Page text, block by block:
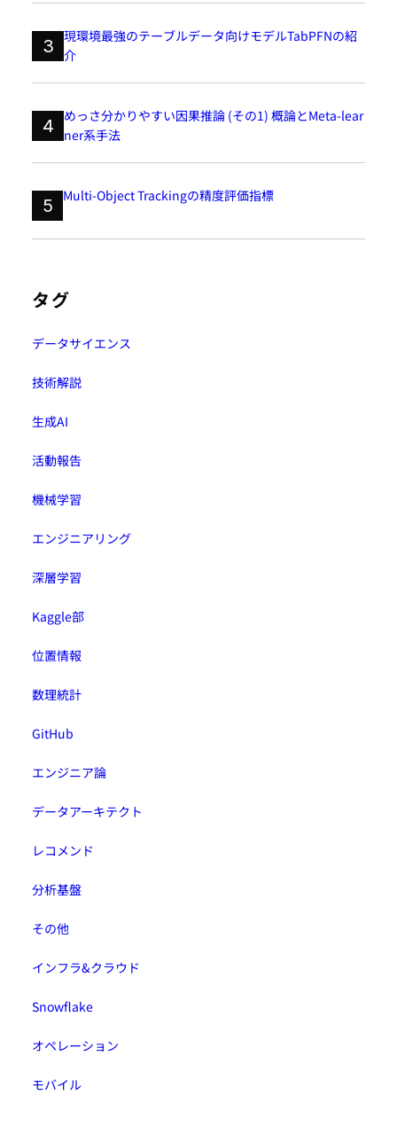
3 現環境最強のテーブルデータ向けモデルTabPFNの紹
介
4
めっさ分かりやすい因果推論 (その1) 概論とMeta-lear
ner系手法
5 Multi-Object Trackingの精度評価指標
タグ
データサイエンス
技術解説
生成AI
活動報告
機械学習
エンジニアリング
深層学習
Kaggle部
位置情報
数理統計
GitHub
エンジニア論
データアーキテクト
レコメンド
分析基盤
その他
インフラ&クラウド
Snowflake
オペレーション
モバイル